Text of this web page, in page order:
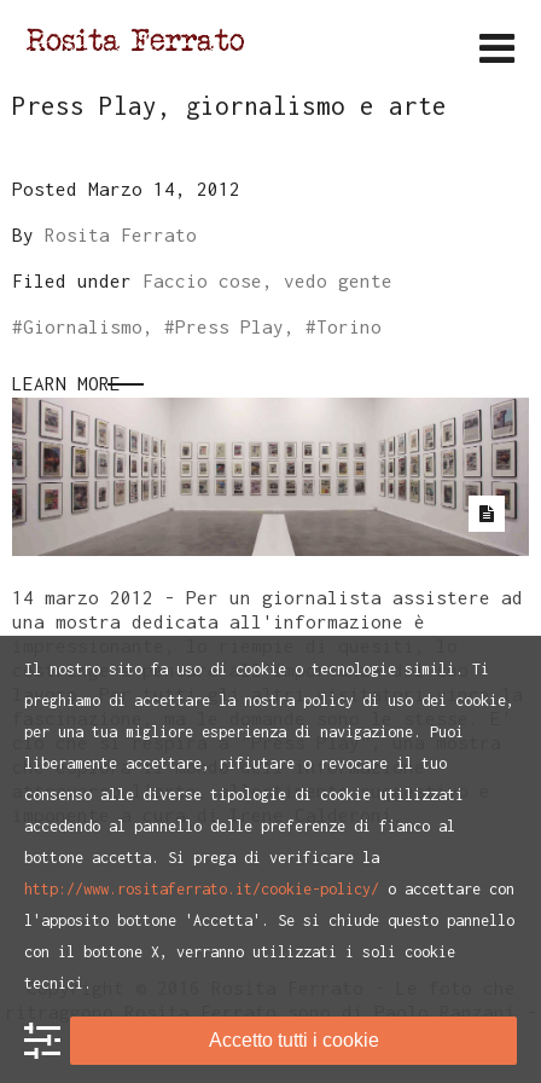
Press Play, giornalismo e arte
Posted Marzo 14, 2012
By Rosita Ferrato
Filed under Faccio cose, vedo gente
#Giornalismo , #Press Play , #Torino
LEARN MORE
14 marzo 2012 - Per un giornalista assistere ad
una mostra dedicata all'informazione è
costringe a pensare all'importanza del suo
lavoro. Per tutti gli altri visitatori vince la
ciò che si respira a "Press Play", una mostra
che esplora il mondo dell'informazione
attraverso l'arte, allestimento suggestivo e
imponente a cura di Irene Calderoni,
Copyright © 2016 Rosita Ferrato - Le foto che
ritraggono Rosita Ferrato sono di Paolo Ranzani -
Privacy PolicyeCookie Policiy
Il nostro sito fa uso di cookie o tecnologie simili. Ti
preghiamo di accettare la nostra policy di uso dei cookie,
per una tua migliore esperienza di navigazione. Puoi
liberamente accettare, rifiutare o revocare il tuo
consenso alle diverse tipologie di cookie utilizzati
accedendo al pannello delle preferenze di fianco al
bottone accetta. Si prega di verificare la
http://www.rositaferrato.it/cookie-policy/ o accettare con
l'apposito bottone 'Accetta'. Se si chiude questo pannello
con il bottone X, verranno utilizzati i soli cookie
tecnici.
Accetto tutti i cookie